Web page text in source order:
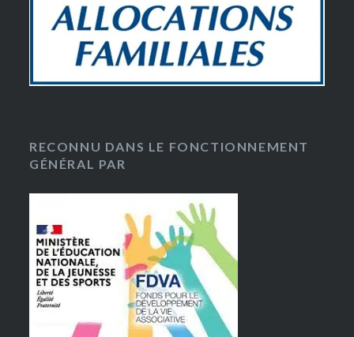
RECONNU DANS LE FONCTIONNEMENT
GÉNÉRAL PAR